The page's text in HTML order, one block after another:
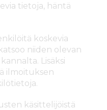
tietoja, häntä
koskevia
niiden olevan
Lisäksi
ilmoituksen
käsittelijöistä